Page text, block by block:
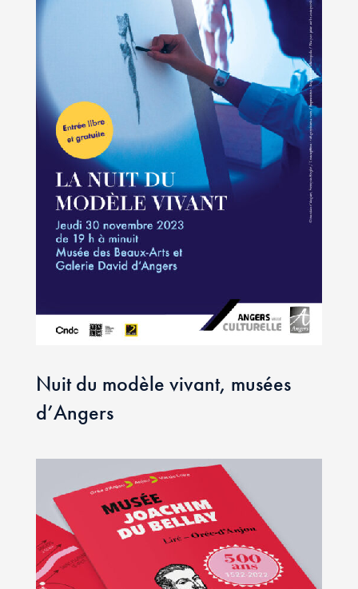
Nuit du modèle vivant, musées
d’Angers